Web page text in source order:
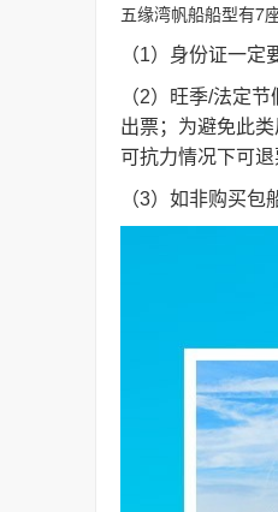
五缘湾帆船船型有7
（1）身份证一
（2）旺季/法定
出票；为避免此
可抗力情况下可
（3）如非购买